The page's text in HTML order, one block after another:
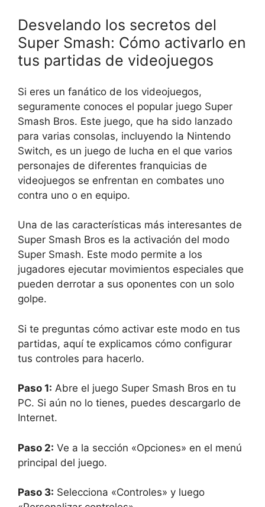
Desvelando los secretos del
Super Smash: Cómo activarlo en
tus partidas de videojuegos
Si eres un fanático de los videojuegos,
seguramente conoces el popular juego Super
Smash Bros. Este juego, que ha sido lanzado
para varias consolas, incluyendo la Nintendo
Switch, es un juego de lucha en el que varios
personajes de diferentes franquicias de
videojuegos se enfrentan en combates uno
contra uno o en equipo.
Una de las características más interesantes de
Super Smash Bros es la activación del modo
Super Smash. Este modo permite a los
jugadores ejecutar movimientos especiales que
pueden derrotar a sus oponentes con un solo
golpe.
Si te preguntas cómo activar este modo en tus
partidas, aquí te explicamos cómo configurar
tus controles para hacerlo.
Paso 1: Abre el juego Super Smash Bros en tu
PC. Si aún no lo tienes, puedes descargarlo de
Internet.
Paso 2: Ve a la sección «Opciones» en el menú
principal del juego.
Paso 3: Selecciona «Controles» y luego